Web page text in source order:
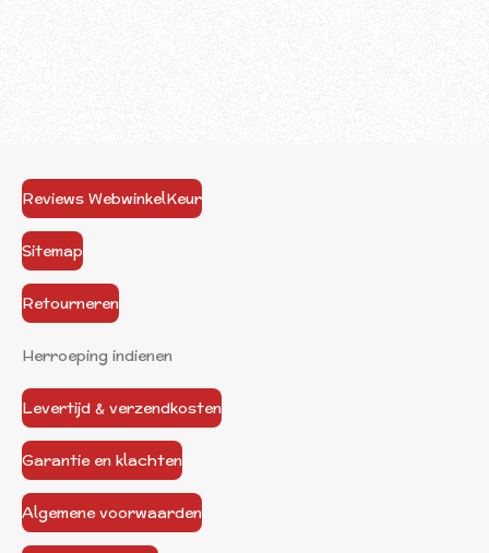
Reviews WebwinkelKeur
Sitemap
Retourneren
Herroeping indienen
Levertijd & verzendkosten
Garantie en klachten
Algemene voorwaarden